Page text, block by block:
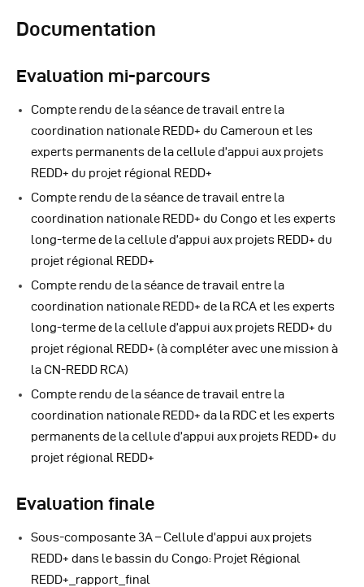
Documentation
Evaluation mi-parcours
Compte rendu de la séance de travail entre la
coordination nationale REDD+ du Cameroun et les
experts permanents de la cellule d’appui aux projets
REDD+ du projet régional REDD+
Compte rendu de la séance de travail entre la
coordination nationale REDD+ du Congo et les experts
long-terme de la cellule d’appui aux projets REDD+ du
projet régional REDD+
Compte rendu de la séance de travail entre la
coordination nationale REDD+ de la RCA et les experts
long-terme de la cellule d’appui aux projets REDD+ du
projet régional REDD+ (à compléter avec une mission à
la CN-REDD RCA)
Compte rendu de la séance de travail entre la
coordination nationale REDD+ da la RDC et les experts
permanents de la cellule d’appui aux projets REDD+ du
projet régional REDD+
Evaluation finale
Sous-composante 3A – Cellule d’appui aux projets
REDD+ dans le bassin du Congo: Projet Régional
REDD+_rapport_final